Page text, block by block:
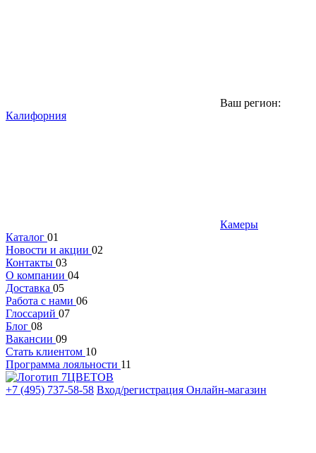
Ваш регион:
Калифорния
Камеры
Каталог 01
Новости и акции 02
Контакты 03
О компании 04
Доставка 05
Работа с нами 06
Глоссарий 07
Блог 08
Вакансии 09
Стать клиентом 10
Программа лояльности 11
+7 (495) 737-58-58 Вход/регистрация Онлайн-магазин